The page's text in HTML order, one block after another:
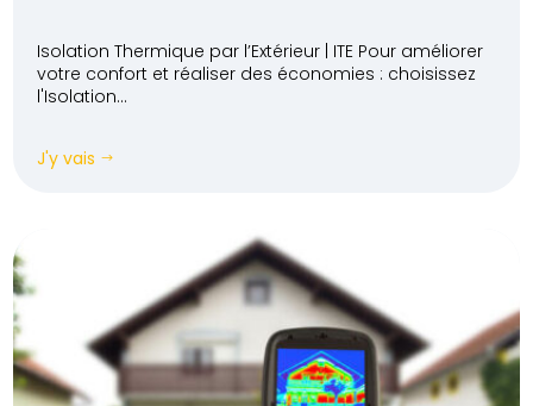
Isolation Thermique par l’Extérieur | ITE Pour améliorer
votre confort et réaliser des économies : choisissez
l'Isolation...
J'y vais $